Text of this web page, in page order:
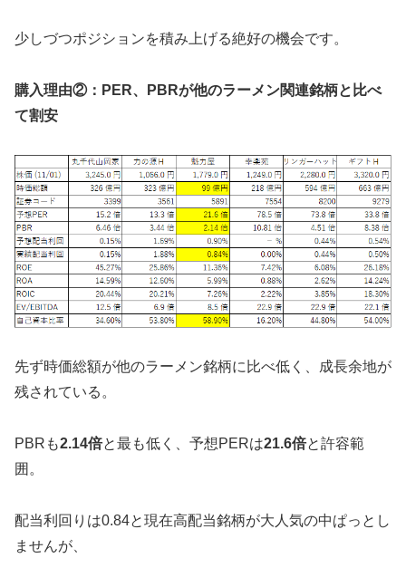
少しづつポジションを積み上げる絶好の機会です。
購入理由②：PER、PBRが他のラーメン関連銘柄と比べ
て割安
先ず時価総額が他のラーメン銘柄に比べ低く、成長余地が
残されている。
PBRも2.14倍と最も低く、予想PERは21.6倍と許容範
囲。
配当利回りは0.84と現在高配当銘柄が大人気の中ぱっとし
ませんが、